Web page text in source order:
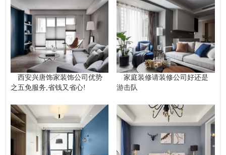
西安兴唐饰家装饰公司优势
之五免服务,省钱又省心!
家庭装修请装修公司好还是
游击队